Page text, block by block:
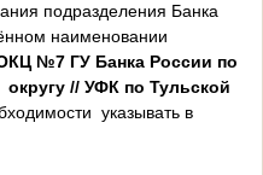
подразделения Банка
наименовании
№7 ГУ Банка России по
// УФК по Тульской
указывать в